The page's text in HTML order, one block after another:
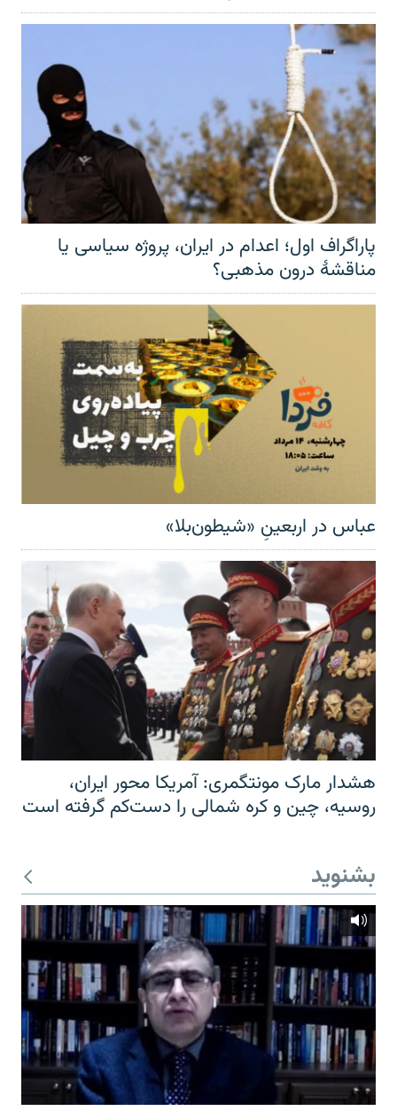
پاراگراف اول؛ اعدام در ایران، پروژه سیاسی یا
مناقشهٔ درون مذهبی؟
عباس در اربعینِ «شیطون‌بلا»
هشدار مارک مونتگمری: آمریکا محور ایران،
روسیه، چین و کره شمالی را دست‌کم گرفته است
بشنوید